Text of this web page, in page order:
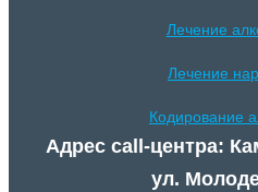
Лечение
Лечение
Кодирование
Адрес call-центра:
ул.